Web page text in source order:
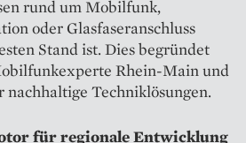
rund um Mobilfunk,
oder Glasfaseranschluss
Stand ist. Dies begründet
Rhein-Main und
Techniklösungen.
für regionale Entwicklung